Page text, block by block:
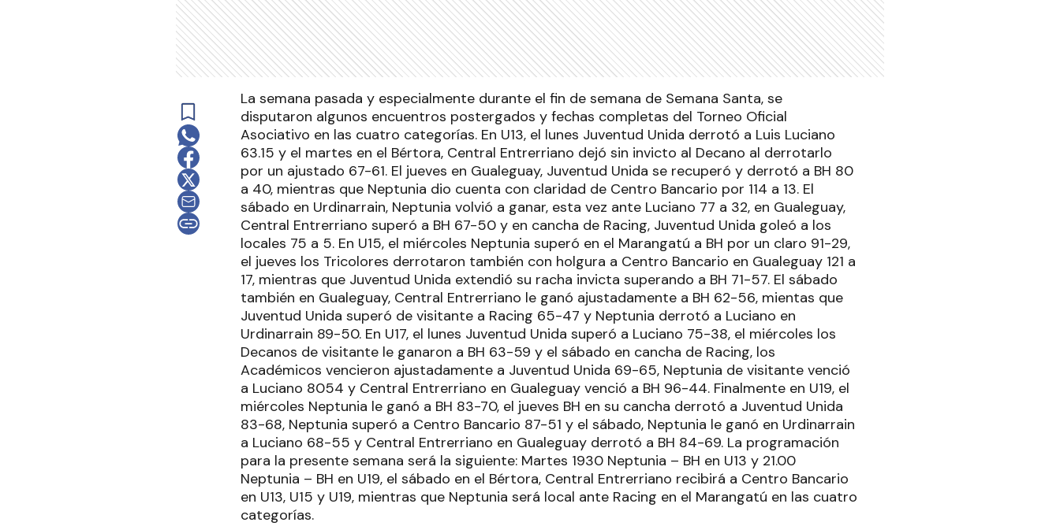
La semana pasada y especialmente durante el fin de semana de Semana Santa, se
disputaron algunos encuentros postergados y fechas completas del Torneo Oficial
Asociativo en las cuatro categorías. En U13, el lunes Juventud Unida derrotó a Luis Luciano
63.15 y el martes en el Bértora, Central Entrerriano dejó sin invicto al Decano al derrotarlo
por un ajustado 67-61. El jueves en Gualeguay, Juventud Unida se recuperó y derrotó a BH 80
a 40, mientras que Neptunia dio cuenta con claridad de Centro Bancario por 114 a 13. El
sábado en Urdinarrain, Neptunia volvió a ganar, esta vez ante Luciano 77 a 32, en Gualeguay,
Central Entrerriano superó a BH 67-50 y en cancha de Racing, Juventud Unida goleó a los
locales 75 a 5. En U15, el miércoles Neptunia superó en el Marangatú a BH por un claro 91-29,
el jueves los Tricolores derrotaron también con holgura a Centro Bancario en Gualeguay 121 a
17, mientras que Juventud Unida extendió su racha invicta superando a BH 71-57. El sábado
también en Gualeguay, Central Entrerriano le ganó ajustadamente a BH 62-56, mientas que
Juventud Unida superó de visitante a Racing 65-47 y Neptunia derrotó a Luciano en
Urdinarrain 89-50. En U17, el lunes Juventud Unida superó a Luciano 75-38, el miércoles los
Decanos de visitante le ganaron a BH 63-59 y el sábado en cancha de Racing, los
Académicos vencieron ajustadamente a Juventud Unida 69-65, Neptunia de visitante venció
a Luciano 8054 y Central Entrerriano en Gualeguay venció a BH 96-44. Finalmente en U19, el
miércoles Neptunia le ganó a BH 83-70, el jueves BH en su cancha derrotó a Juventud Unida
83-68, Neptunia superó a Centro Bancario 87-51 y el sábado, Neptunia le ganó en Urdinarrain
a Luciano 68-55 y Central Entrerriano en Gualeguay derrotó a BH 84-69. La programación
para la presente semana será la siguiente: Martes 1930 Neptunia – BH en U13 y 21.00
Neptunia – BH en U19, el sábado en el Bértora, Central Entrerriano recibirá a Centro Bancario
en U13, U15 y U19, mientras que Neptunia será local ante Racing en el Marangatú en las cuatro
categorías.